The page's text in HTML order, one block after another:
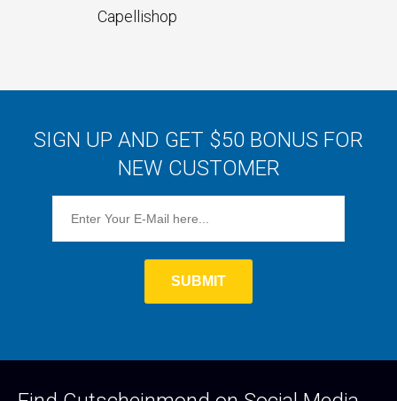
Capellishop
SIGN UP AND GET $50 BONUS FOR
NEW CUSTOMER